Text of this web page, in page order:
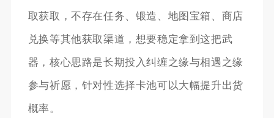
取获取，不存在任务、锻造、地图宝箱、商店
兑换等其他获取渠道，想要稳定拿到这把武
器，核心思路是长期投入纠缠之缘与相遇之缘
参与祈愿，针对性选择卡池可以大幅提升出货
概率。